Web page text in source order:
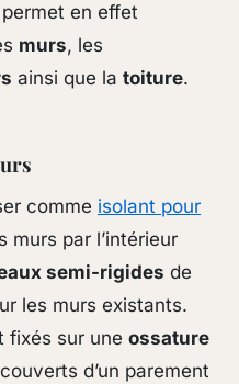
en effet
murs, les
ainsi que la toiture.
comme isolant pour
murs par l’intérieur
semi-rigides de
les murs existants.
fixés sur une ossature
d’un parement